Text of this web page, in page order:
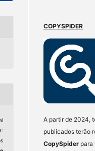
COPYSPIDER
A partir de 2024,
publicados terão
CopySpider para